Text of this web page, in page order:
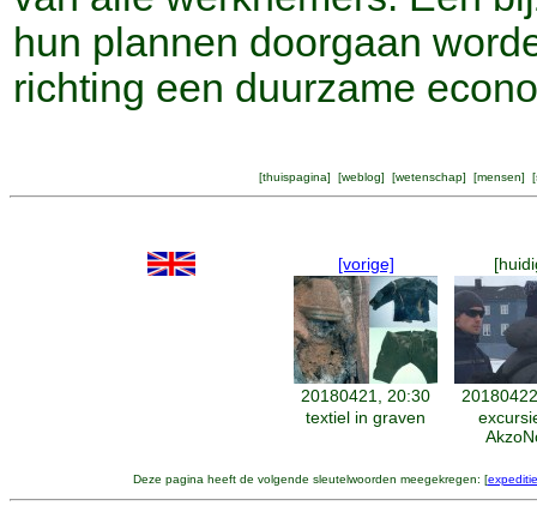
hun plannen doorgaan
richting een duurzame
[thuispagina] [weblog] [wetenschap] [mensen] [
[vorige]
20180421, 20:30
textiel in graven
Deze pagina heeft de volgende sleutelwoorden meegekregen: [expeditie